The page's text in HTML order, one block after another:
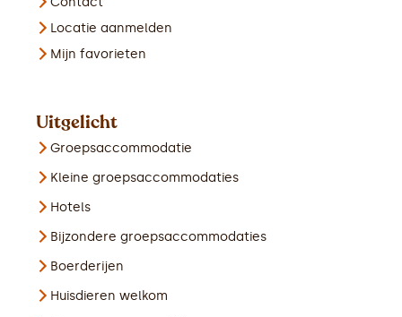
Locatie aanmelden
Mijn favorieten
Uitgelicht
Groepsaccommodatie
Kleine groepsaccommodaties
Hotels
Bijzondere groepsaccommodaties
Boerderijen
Huisdieren welkom